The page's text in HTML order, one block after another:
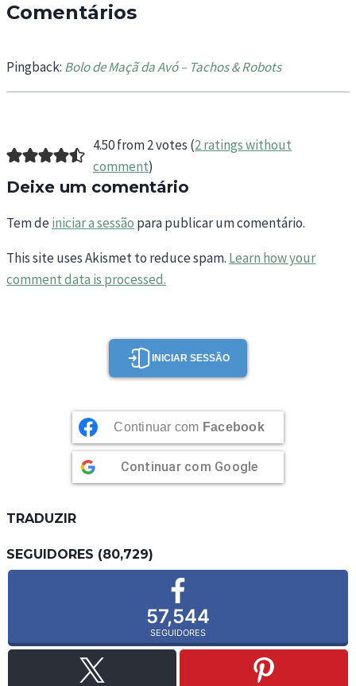
Comentários
Pingback: Bolo de Maçã da Avó – Tachos & Robots
4.50 from 2 votes (2 ratings without
comment)
Deixe um comentário
Tem deiniciar a sessão para publicar um comentário.
This site uses Akismet to reduce spam. Learn how your
comment data is processed.
INICIAR SESSÃO
Continuar com Facebook
Continuar com Google
TRADUZIR
SEGUIDORES (80,729)
57,544
SEGUIDORES